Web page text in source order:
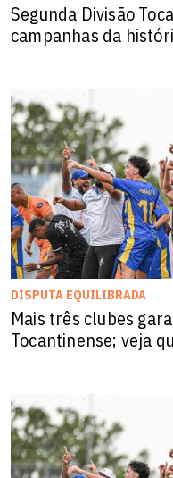
Segunda Divisão
campanhas da
DISPUTA EQUILIBRADA
Mais três clubes
Tocantinense; veja